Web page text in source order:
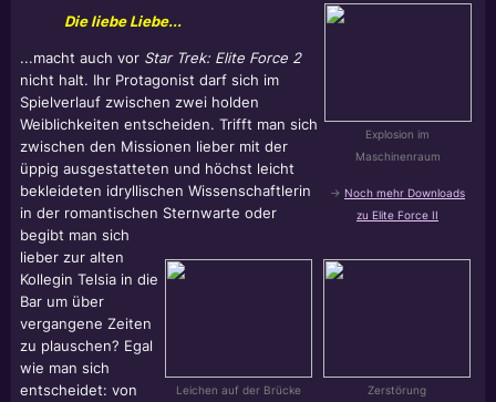
Explosion im
Maschinenraum
-> Noch mehr Downloads
zu Elite Force II
Leichen auf der Brücke
Zerstörung
Die liebe Liebe...
...macht auch vor Star Trek: Elite Force 2
nicht halt. Ihr Protagonist darf sich im
Spielverlauf zwischen zwei holden
Weiblichkeiten entscheiden. Trifft man sich
zwischen den Missionen lieber mit der
üppig ausgestatteten und höchst leicht
bekleideten idryllischen Wissenschaftlerin
in der romantischen Sternwarte oder
begibt man sich
lieber zur alten
Kollegin Telsia in die
Bar um über
vergangene Zeiten
zu plauschen? Egal
wie man sich
entscheidet: von